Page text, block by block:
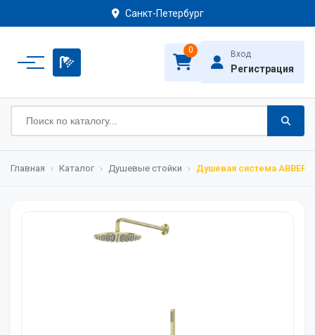
Санкт-Петербург
0 Вход
Регистрация
Главная › Каталог › Душевые стойки › Душевая система ABBER